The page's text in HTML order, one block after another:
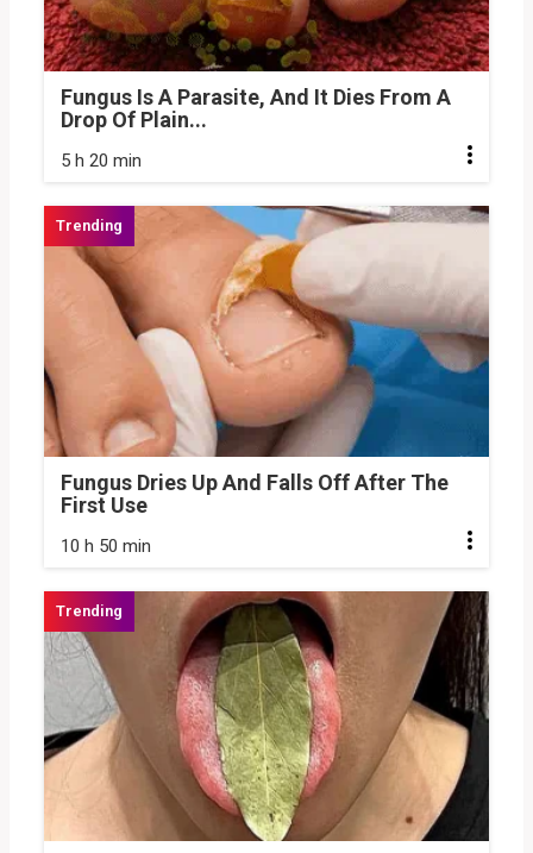
Fungus Is A Parasite, And It Dies From A
Drop Of Plain...
5 h 20 min
Fungus Dries Up And Falls Off After The
First Use
10 h 50 min